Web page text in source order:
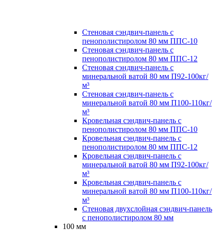
Стеновая сэндвич-панель с
пенополистиролом 80 мм ППС-10
Стеновая сэндвич-панель с
пенополистиролом 80 мм ППС-12
Стеновая сэндвич-панель с
минеральной ватой 80 мм П92-100кг/
м³
Стеновая сэндвич-панель с
минеральной ватой 80 мм П100-110кг/
м³
Кровельная сэндвич-панель с
пенополистиролом 80 мм ППС-10
Кровельная сэндвич-панель с
пенополистиролом 80 мм ППС-12
Кровельная сэндвич-панель с
минеральной ватой 80 мм П92-100кг/
м³
Кровельная сэндвич-панель с
минеральной ватой 80 мм П100-110кг/
м³
Стеновая двухслойная сэндвич-панель
с пенополистиролом 80 мм
100 мм